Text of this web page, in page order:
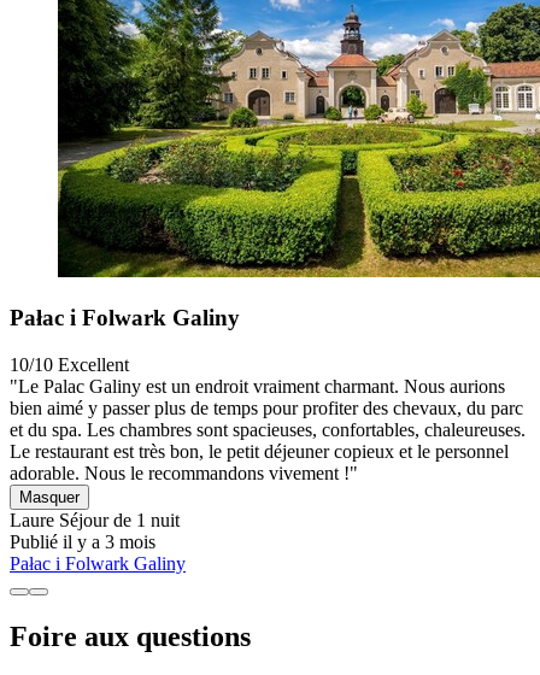
Pałac i Folwark Galiny
10/10 Excellent
"Le Palac Galiny est un endroit vraiment charmant. Nous aurions
bien aimé y passer plus de temps pour profiter des chevaux, du parc
et du spa. Les chambres sont spacieuses, confortables, chaleureuses.
Le restaurant est très bon, le petit déjeuner copieux et le personnel
adorable. Nous le recommandons vivement !"
Masquer
Laure Séjour de 1 nuit
Publié il y a 3 mois
Pałac i Folwark Galiny
Foire aux questions